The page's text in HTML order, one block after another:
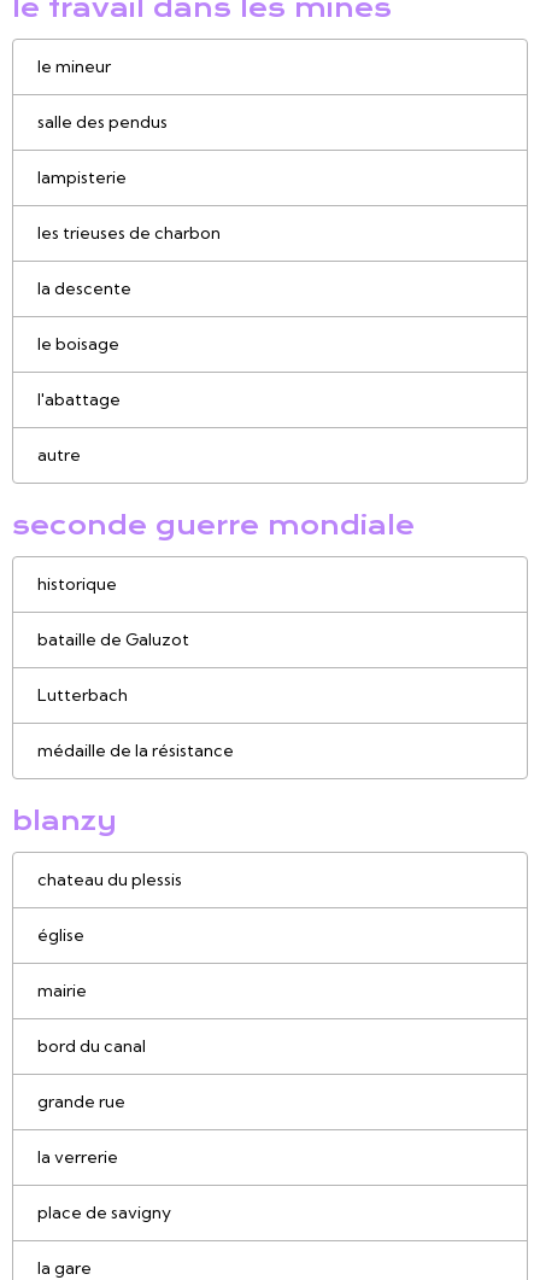
le travail dans les mines
le mineur
salle des pendus
lampisterie
les trieuses de charbon
la descente
le boisage
l'abattage
autre
seconde guerre mondiale
historique
bataille de Galuzot
Lutterbach
médaille de la résistance
blanzy
chateau du plessis
église
mairie
bord du canal
grande rue
la verrerie
place de savigny
la gare